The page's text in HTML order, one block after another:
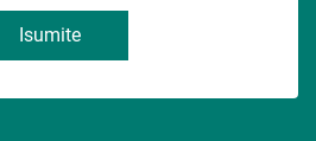
Isumite